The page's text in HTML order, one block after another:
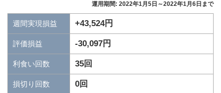
運用期間: 2022年1月5日～2022年1月6日まで
週間実現損益 +43,524円
評価損益 -30,097円
利食い回数 35回
損切り回数 0回